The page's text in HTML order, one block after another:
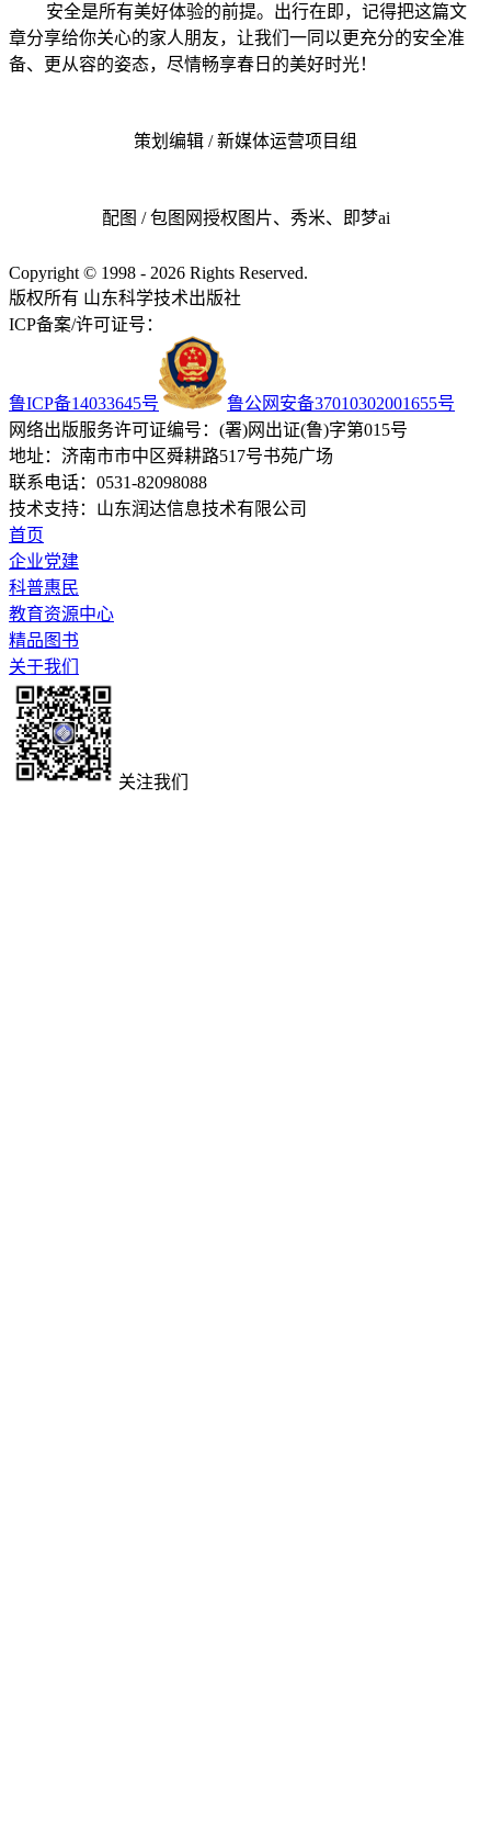
安全是所有美好体验的前提。出行在即，记得把这篇文
章分享给你关心的家人朋友，让我们一同以更充分的安全准
备、更从容的姿态，尽情畅享春日的美好时光！
策划编辑 / 新媒体运营项目组
配图 / 包图网授权图片、秀米、即梦ai
Copyright © 1998 - 2026 Rights Reserved.
版权所有 山东科学技术出版社
ICP备案/许可证号：
鲁ICP备14033645号
鲁公网安备37010302001655号
网络出版服务许可证编号：(署)网出证(鲁)字第015号
地址：济南市市中区舜耕路517号书苑广场
联系电话：0531-82098088
技术支持：山东润达信息技术有限公司
首页
企业党建
科普惠民
教育资源中心
精品图书
关于我们
关注我们